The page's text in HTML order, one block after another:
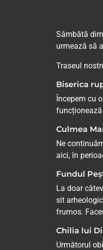
Sâmbătă
urmează să
Traseul
Biserica
Începem cu
Culmea
Ne
aici, în
Fundul
La doar
sit
frumos.
Chilia lui
Următorul